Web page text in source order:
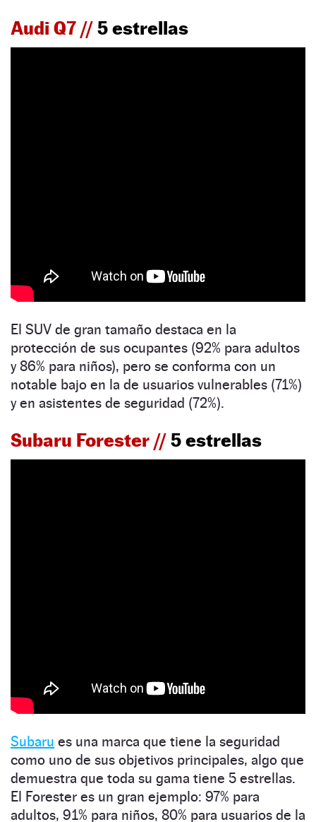
Audi Q7 //5 estrellas
El SUV de gran tamaño destaca en la
protección de sus ocupantes (92% para adultos
y 86% para niños), pero se conforma con un
notable bajo en la de usuarios vulnerables (71%)
y en asistentes de seguridad (72%).
Subaru Forester //5 estrellas
Subaru es una marca que tiene la seguridad
como uno de sus objetivos principales, algo que
demuestra que toda su gama tiene 5 estrellas.
El Forester es un gran ejemplo: 97% para
adultos, 91% para niños, 80% para usuarios de la